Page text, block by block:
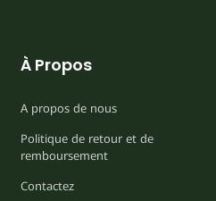
À Propos
A propos de nous
Politique de retour et de
remboursement
Contactez